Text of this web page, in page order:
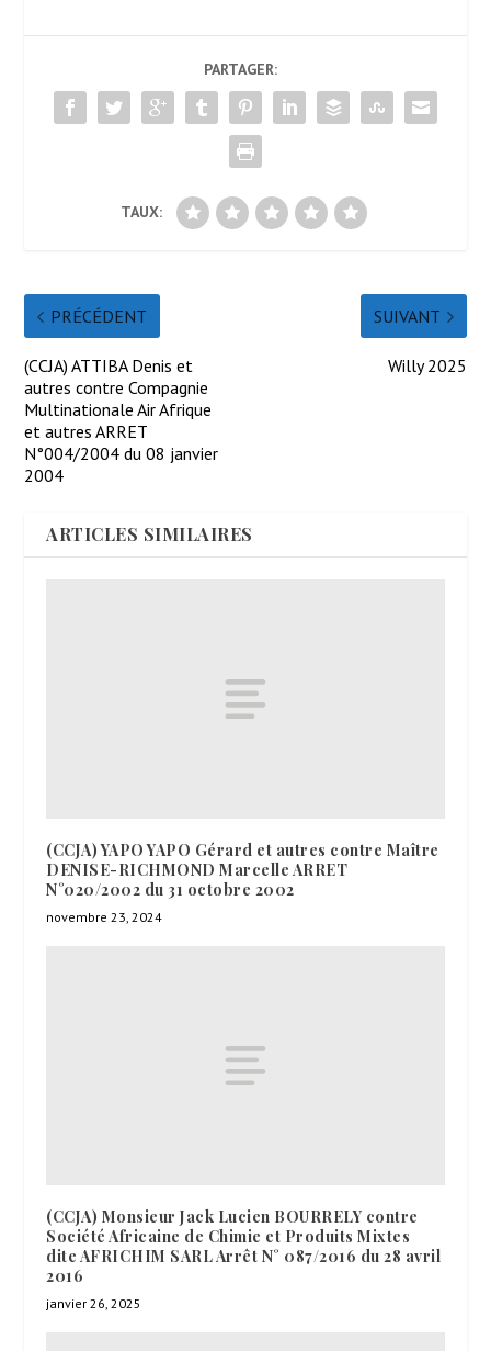
PARTAGER:
TAUX:
PRÉCÉDENT
(CCJA) ATTIBA Denis et
autres contre Compagnie
Multinationale Air Afrique
et autres ARRET
N°004/2004 du 08 janvier
2004
SUIVANT
Willy 2025
ARTICLES SIMILAIRES
(CCJA) YAPO YAPO Gérard et autres contre Maître
DENISE-RICHMOND Marcelle ARRET
N°020/2002 du 31 octobre 2002
novembre 23, 2024
(CCJA) Monsieur Jack Lucien BOURRELY contre
Société Africaine de Chimie et Produits Mixtes
dite AFRICHIM SARL Arrêt N° 087/2016 du 28 avril
2016
janvier 26, 2025